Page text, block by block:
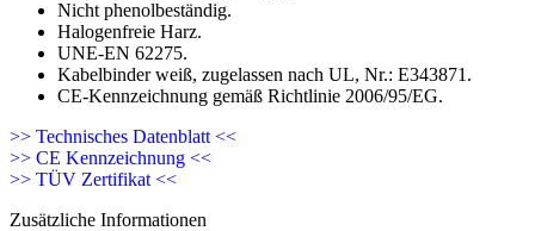
Nicht phenolbeständig.
Halogenfreie Harz.
UNE-EN 62275.
Kabelbinder weiß, zugelassen nach UL, Nr.: E343871.
CE-Kennzeichnung gemäß Richtlinie 2006/95/EG.
>> Technisches Datenblatt <<
>> CE Kennzeichnung <<
>> TÜV Zertifikat <<
Zusätzliche Informationen